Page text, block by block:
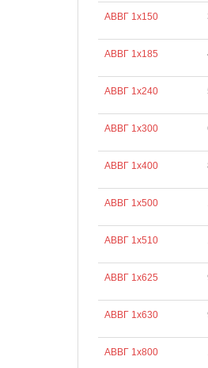
АВВГ 1х150
АВВГ 1х185
АВВГ 1х240
АВВГ 1х300
АВВГ 1х400
АВВГ 1х500
АВВГ 1х510
АВВГ 1х625
АВВГ 1х630
АВВГ 1х800